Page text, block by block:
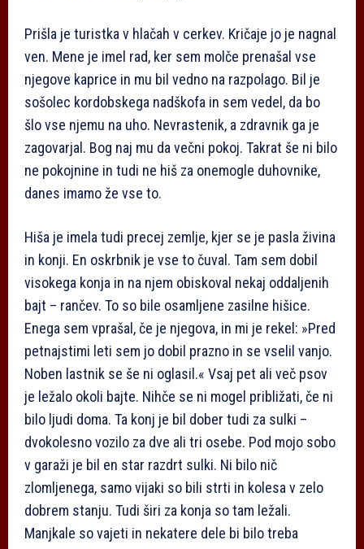
Prišla je turistka v hlačah v cerkev. Kričaje jo je nagnal
ven. Mene je imel rad, ker sem molče prenašal vse
njegove kaprice in mu bil vedno na razpolago. Bil je
sošolec kordobskega nadškofa in sem vedel, da bo
šlo vse njemu na uho. Nevrastenik, a zdravnik ga je
zagovarjal. Bog naj mu da večni pokoj. Takrat še ni bilo
ne pokojnine in tudi ne hiš za onemogle duhovnike,
danes imamo že vse to.
Hiša je imela tudi precej zemlje, kjer se je pasla živina
in konji. En oskrbnik je vse to čuval. Tam sem dobil
visokega konja in na njem obiskoval nekaj oddaljenih
bajt – rančev. To so bile osamljene zasilne hišice.
Enega sem vprašal, če je njegova, in mi je rekel: »Pred
petnajstimi leti sem jo dobil prazno in se vselil vanjo.
Noben lastnik se še ni oglasil.« Vsaj pet ali več psov
je ležalo okoli bajte. Nihče se ni mogel približati, če ni
bilo ljudi doma. Ta konj je bil dober tudi za sulki –
dvokolesno vozilo za dve ali tri osebe. Pod mojo sobo
v garaži je bil en star razdrt sulki. Ni bilo nič
zlomljenega, samo vijaki so bili strti in kolesa v zelo
dobrem stanju. Tudi širi za konja so tam ležali.
Manjkale so vajeti in nekatere dele bi bilo treba